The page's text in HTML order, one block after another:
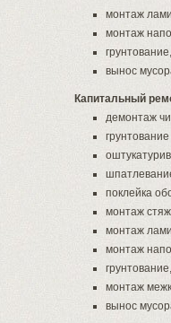
монтаж
монтаж
вынос
Капитальный
демонтаж
поклейка
монтаж
монтаж
монтаж
монтаж
вынос